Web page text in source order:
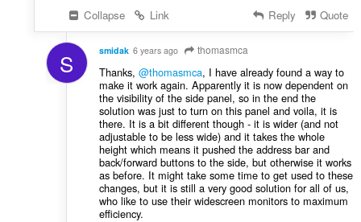
Collapse
Link Reply Quote
S smidak 6 years ago thomasmca
Thanks, @thomasmca, I have already found a way to
make it work again. Apparently it is now dependent on
the visibility of the side panel, so in the end the
solution was just to turn on this panel and voila, it is
there. It is a bit different though - it is wider (and not
adjustable to be less wide) and it takes the whole
height which means it pushed the address bar and
back/forward buttons to the side, but otherwise it works
as before. It might take some time to get used to these
changes, but it is still a very good solution for all of us,
who like to use their widescreen monitors to maximum
efficiency.